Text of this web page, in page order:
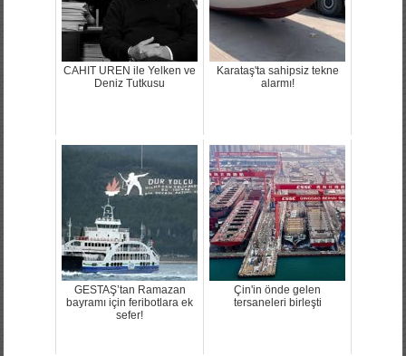
CAHIT UREN ile Yelken ve
Deniz Tutkusu
Karataş'ta sahipsiz tekne
alarmı!
GESTAŞ’tan Ramazan
bayramı için feribotlara ek
sefer!
Çin'in önde gelen
tersaneleri birleşti